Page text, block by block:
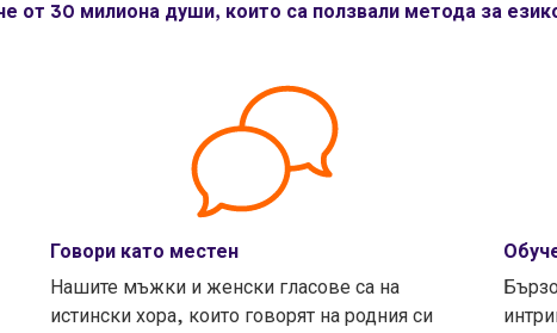
от 30 милиона души, които са ползвали метода за
Говори като местен
Нашите мъжки и женски гласове са на
истински хора, които говорят на родния си